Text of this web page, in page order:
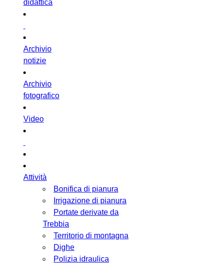
didattica
Archivio
notizie
Archivio
fotografico
Video
Attività
Bonifica di pianura
Irrigazione di pianura
Portate derivate da
Trebbia
Territorio di montagna
Dighe
Polizia idraulica